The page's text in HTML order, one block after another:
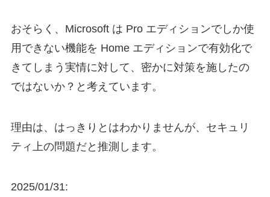
おそらく、Microsoft は Pro エディションでしか使
用できない機能を Home エディションで有効化で
きてしまう実情に対して、密かに対策を施したの
ではないか？と考えています。
理由は、はっきりとはわかりませんが、セキュリ
ティ上の問題だと推測します。
2025/01/31: